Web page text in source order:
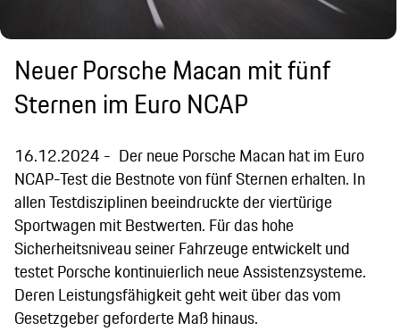
Neuer Porsche Macan mit fünf
Sternen im Euro NCAP
16.12.2024
Der neue Porsche Macan hat im Euro
NCAP-Test die Bestnote von fünf Sternen erhalten. In
allen Testdisziplinen beeindruckte der viertürige
Sportwagen mit Bestwerten. Für das hohe
Sicherheitsniveau seiner Fahrzeuge entwickelt und
testet Porsche kontinuierlich neue Assistenzsysteme.
Deren Leistungsfähigkeit geht weit über das vom
Gesetzgeber geforderte Maß hinaus.